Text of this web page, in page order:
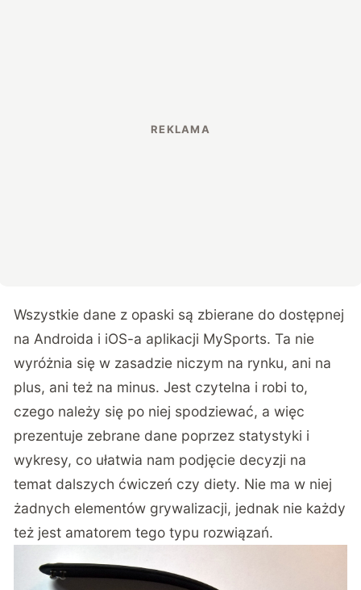
Wszystkie dane z opaski są zbierane do dostępnej
na Androida i iOS-a aplikacji MySports. Ta nie
wyróżnia się w zasadzie niczym na rynku, ani na
plus, ani też na minus. Jest czytelna i robi to,
czego należy się po niej spodziewać, a więc
prezentuje zebrane dane poprzez statystyki i
wykresy, co ułatwia nam podjęcie decyzji na
temat dalszych ćwiczeń czy diety. Nie ma w niej
żadnych elementów grywalizacji, jednak nie każdy
też jest amatorem tego typu rozwiązań.